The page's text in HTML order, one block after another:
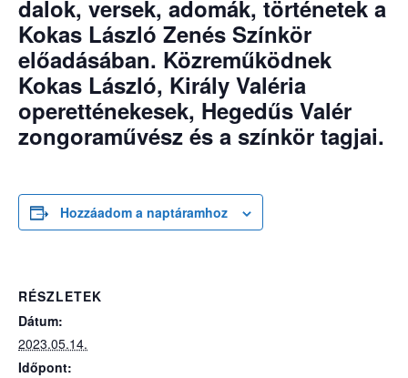
dalok, versek, adomák, történetek a
Kokas László Zenés Színkör
előadásában. Közreműködnek
Kokas László, Király Valéria
operetténekesek, Hegedűs Valér
zongoraművész és a színkör tagjai.
Hozzáadom a naptáramhoz
RÉSZLETEK
Dátum:
2023.05.14.
Időpont: